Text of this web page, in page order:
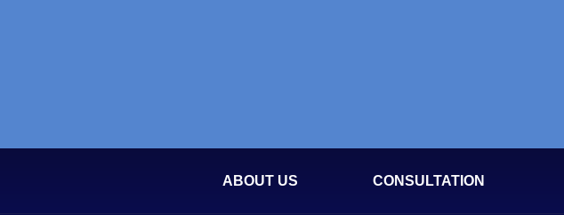
ABOUT US CONSULTATION